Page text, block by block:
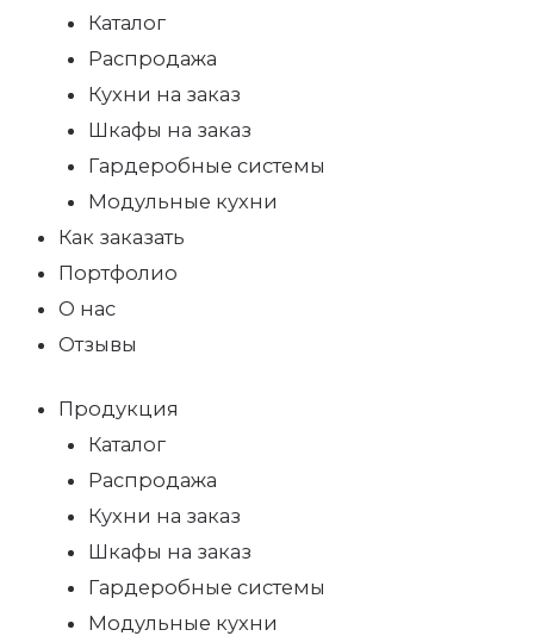
Каталог
Распродажа
Кухни на заказ
Шкафы на заказ
Гардеробные системы
Модульные кухни
Как заказать
Портфолио
О нас
Отзывы
Продукция
Каталог
Распродажа
Кухни на заказ
Шкафы на заказ
Гардеробные системы
Модульные кухни